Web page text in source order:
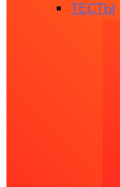
ТЕСТЫ